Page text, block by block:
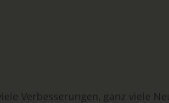
Verbesserungen, ganz viele